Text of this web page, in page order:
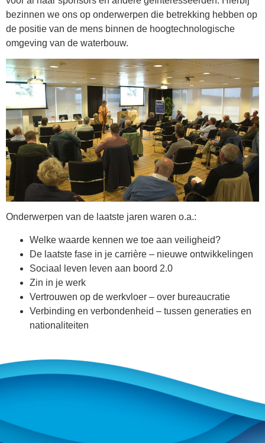
bezinnen we ons op onderwerpen die betrekking hebben op
de positie van de mens binnen de hoogtechnologische
omgeving van de waterbouw.
Onderwerpen van de laatste jaren waren o.a.:
Welke waarde kennen we toe aan veiligheid?
De laatste fase in je carrière – nieuwe ontwikkelingen
Sociaal leven leven aan boord 2.0
Zin in je werk
Vertrouwen op de werkvloer – over bureaucratie
Verbinding en verbondenheid – tussen generaties en
nationaliteiten